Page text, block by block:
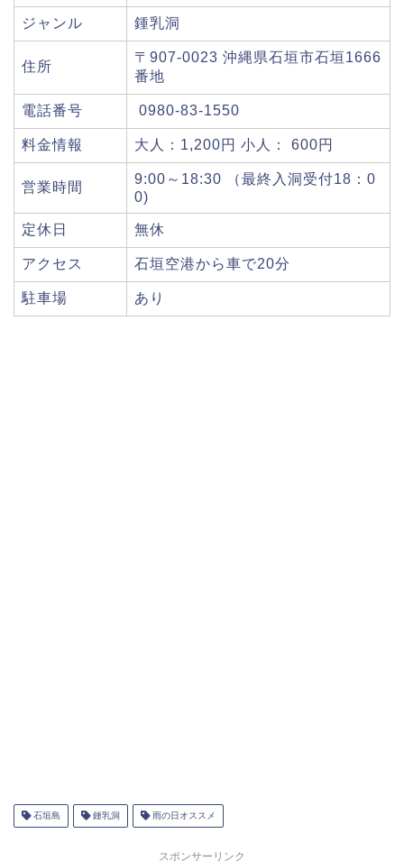
ジャンル 鍾乳洞
住所
〒907-0023 沖縄県石垣市石垣1666
番地
電話番号 0980-83-1550
料金情報 大人：1,200円 小人： 600円
営業時間
9:00～18:30 （最終入洞受付18：0
0)
定休日 無休
アクセス 石垣空港から車で20分
駐車場 あり
石垣島 鍾乳洞 雨の日オススメ
スポンサーリンク